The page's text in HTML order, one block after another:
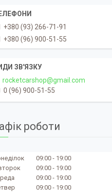
+380 (93) 266-71-91
+380 (96) 900-51-55
rocketcarshop@gmail.com
0 (96) 900-51-55
роботи
09:00
19:00
09:00
19:00
09:00
19:00
09:00
19:00